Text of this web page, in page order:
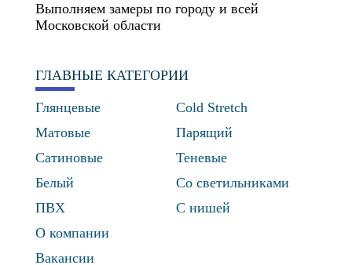
Выполняем замеры по городу и всей
Московской области
ГЛАВНЫЕ КАТЕГОРИИ
Глянцевые
Матовые
Сатиновые
Белый
ПВХ
Cold Stretch
Парящий
Теневые
Со светильниками
С нишей
О компании
Вакансии